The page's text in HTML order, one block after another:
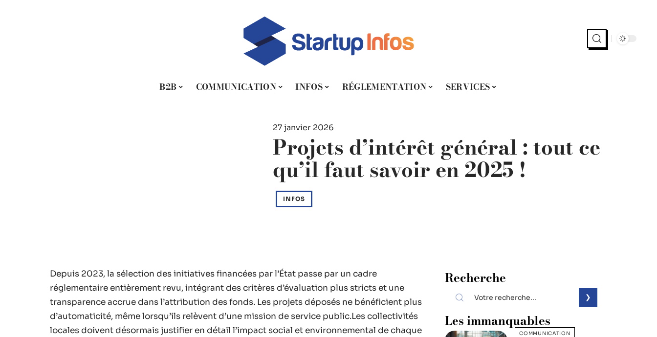
B2B COMMUNICATION INFOS RÉGLEMENTATION SERVICES
27 janvier 2026
Projets d’intérêt général : tout ce
qu’il faut savoir en 2025 !
INFOS
Depuis 2023, la sélection des initiatives financées par l’État passe par un cadre
réglementaire entièrement revu, intégrant des critères d’évaluation plus stricts et une
transparence accrue dans l’attribution des fonds. Les projets déposés ne bénéficient plus
d’automaticité, même lorsqu’ils relèvent d’une mission de service public.Les collectivités
locales doivent désormais justifier en détail l’impact social et environnemental de chaque
Recherche
Les immanquables
COMMUNICATION